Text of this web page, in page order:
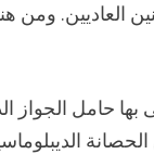
العاديين. ومن
حامل الجواز